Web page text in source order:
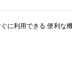
に利用できる 便利な